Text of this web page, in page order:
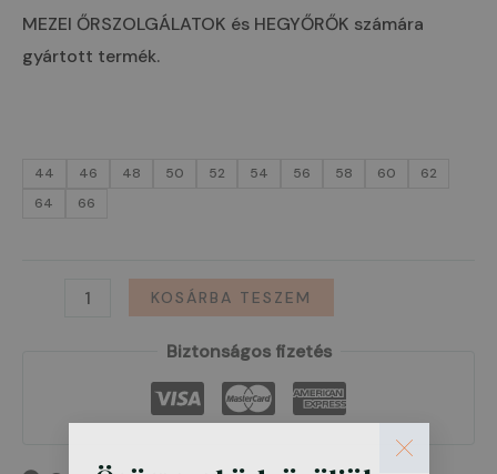
MEZEI ŐRSZOLGÁLATOK és HEGYŐRŐK számára
gyártott termék.
44 46 48 50 52 54 56 58 60
62
64
66
-
Mezőőr/Hegyőr
KOSÁRBA TESZEM
Biztonságos fizetés